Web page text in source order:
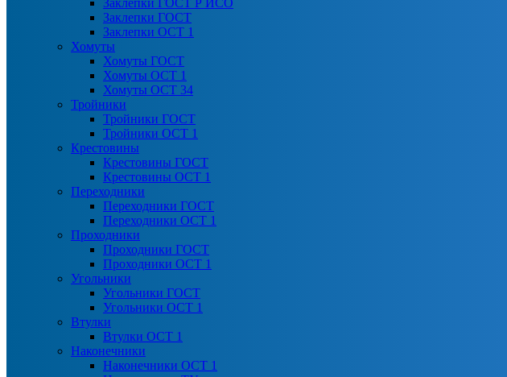
Заклепки ГОСТ Р ИСО
Заклепки ГОСТ
Заклепки ОСТ 1
Хомуты
Хомуты ГОСТ
Хомуты ОСТ 1
Хомуты ОСТ 34
Тройники
Тройники ГОСТ
Тройники ОСТ 1
Крестовины
Крестовины ГОСТ
Крестовины ОСТ 1
Переходники
Переходники ГОСТ
Переходники ОСТ 1
Проходники
Проходники ГОСТ
Проходники ОСТ 1
Угольники
Угольники ГОСТ
Угольники ОСТ 1
Втулки
Втулки ОСТ 1
Наконечники
Наконечники ОСТ 1